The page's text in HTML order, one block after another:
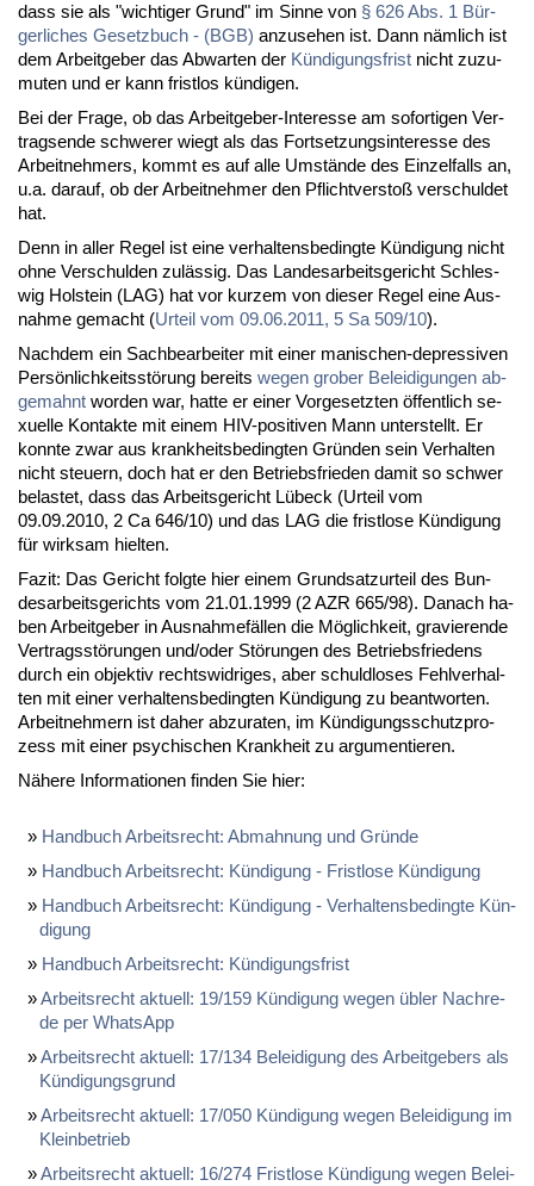
dass sie als "wich­ti­ger Grund" im Sin­ne von § 626 Abs. 1 Bür­
ger­li­ches Ge­setz­buch - (BGB) an­zu­se­hen ist. Dann näm­lich ist
dem Ar­beit­ge­ber das Ab­war­ten der Kün­di­gungs­frist nicht zu­zu­
mu­ten und er kann frist­los kün­di­gen.
Bei der Fra­ge, ob das Ar­beit­ge­ber-In­ter­es­se am so­for­ti­gen Ver­
trags­en­de schwe­rer wiegt als das Fort­set­zungs­in­ter­es­se des
Ar­beit­neh­mers, kommt es auf al­le Um­stän­de des Ein­zel­falls an,
u.a. dar­auf, ob der Ar­beit­neh­mer den Pflicht­ver­stoß ver­schul­det
hat.
Denn in al­ler Re­gel ist ei­ne ver­hal­tens­be­ding­te Kün­di­gung nicht
oh­ne Ver­schul­den zu­läs­sig. Das Lan­des­ar­beits­ge­richt Schles­
wig Hol­stein (LAG) hat vor kur­zem von die­ser Re­gel ei­ne Aus­
nah­me ge­macht (Ur­teil vom 09.06.2011, 5 Sa 509/10).
Nach­dem ein Sach­be­ar­bei­ter mit ei­ner ma­ni­schen-de­pres­si­ven
Per­sön­lich­keits­stö­rung be­reits we­gen gro­ber Be­lei­di­gun­gen ab­
ge­mahnt wor­den war, hat­te er ei­ner Vor­ge­setz­ten öf­fent­lich se­
xu­el­le Kon­tak­te mit ei­nem HIV-po­si­ti­ven Mann un­ter­stellt. Er
konn­te zwar aus krank­heits­be­ding­ten Grün­den sein Ver­hal­ten
nicht steu­ern, doch hat er den Be­triebs­frie­den da­mit so schwer
be­las­tet, dass das Ar­beits­ge­richt Lü­beck (Ur­teil vom
09.09.2010, 2 Ca 646/10) und das LAG die frist­lo­se Kün­di­gung
für wirk­sam hiel­ten.
Fa­zit: Das Ge­richt folg­te hier ei­nem Grund­satz­ur­teil des Bun­
des­ar­beits­ge­richts vom 21.01.1999 (2 AZR 665/98). Da­nach ha­
ben Ar­beit­ge­ber in Aus­nah­me­fäl­len die Mög­lich­keit, gra­vie­ren­de
Ver­trags­stö­run­gen und/oder Stö­run­gen des Be­triebs­frie­dens
durch ein ob­jek­tiv rechts­wid­ri­ges, aber schuld­lo­ses Fehl­ver­hal­
ten mit ei­ner ver­hal­tens­be­ding­ten Kün­di­gung zu be­ant­wor­ten.
Ar­beit­neh­mern ist da­her ab­zu­ra­ten, im Kün­di­gungs­schutz­pro­
zess mit ei­ner psy­chi­schen Krank­heit zu ar­gu­men­tie­ren.
Nä­he­re In­for­ma­tio­nen fin­den Sie hier:
Hand­buch Ar­beits­recht: Ab­mah­nung und Grün­de
Hand­buch Ar­beits­recht: Kün­di­gung - Frist­lo­se Kün­di­gung
Hand­buch Ar­beits­recht: Kün­di­gung - Ver­hal­tens­be­ding­te Kün­
di­gung
Hand­buch Ar­beits­recht: Kün­di­gungs­frist
Ar­beits­recht ak­tu­ell: 19/159 Kün­di­gung we­gen üb­ler Nach­re­
de per Whats­App
Ar­beits­recht ak­tu­ell: 17/134 Be­lei­di­gung des Ar­beit­ge­bers als
Kün­di­gungs­grund
Ar­beits­recht ak­tu­ell: 17/050 Kün­di­gung we­gen Be­lei­di­gung im
Klein­be­trieb
Ar­beits­recht ak­tu­ell: 16/274 Frist­lo­se Kün­di­gung we­gen Be­lei­